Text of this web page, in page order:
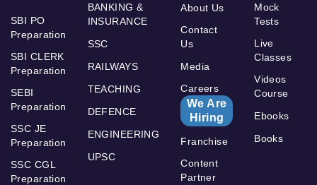
SBI PO
Preparation
SBI CLERK
Preparation
SEBI
Preparation
SSC JE
Preparation
SSC CGL
Preparation
BANKING &
INSURANCE
SSC
RAILWAYS
TEACHING
DEFENCE
ENGINEERING
UPSC
About Us
Contact
Us
Media
Careers
We Are
Hiring
Franchise
Content
Partner
Mock
Tests
Live
Classes
Videos
Course
Ebooks
Books